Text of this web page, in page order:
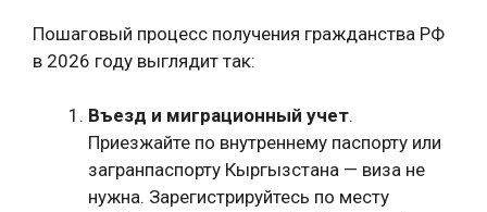
Пошаговый процесс получения гражданства РФ
в 2026 году выглядит так:
Въезд и миграционный учет.
Приезжайте по внутреннему паспорту или
загранпаспорту Кыргызстана — виза не
нужна. Зарегистрируйтесь по месту